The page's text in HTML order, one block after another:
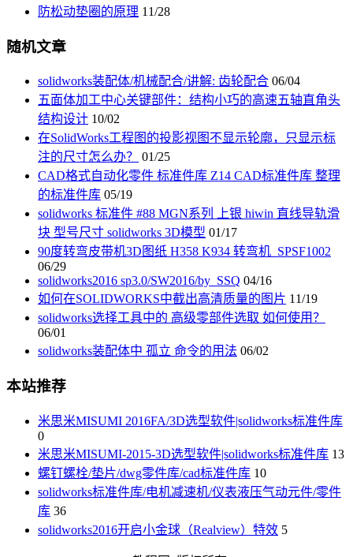
防松动垫圈的原理 11/28
随机文章
solidworks装配体/机械配合/讲解: 齿轮配合 06/04
五面体加工中心关键部件：结构小巧的高速五轴直角头
结构设计 10/02
在SolidWorks工程图的投影视图不显示轮廓，只显示标
注的尺寸怎么办？
01/25
CAD格式自动化零件 标准件库 Z14 CAD标准件库 整理
的标准件库 05/19
solidworks 标准件 #88 MGN系列 上银 hiwin 直线导轨滑
块 型号尺寸 solidworks 3D模型 01/17
90度转弯皮带机3D图纸 H358 K934 转弯机_SPSF1002
06/29
solidworks2016 sp3.0/SW2016/by_SSQ 04/16
如何在SOLIDWORKS中截出高清质量的图片 11/19
solidworks选择工具中的 高级零部件选取 如何使用？
06/01
solidworks装配体中 孤立 命令的用法 06/02
本站推荐
米思米MISUMI 2016FA/3D选型软件|solidworks标准件库
0
米思米MISUMI-2015-3D选型软件|solidworks标准件库 13
螺钉螺栓/垫片/dwg零件库/cad标准件库 10
solidworks标准件库/电机减速机/仪表液压气动元件/零件
库 36
solidworks2016开启小金球（Realview）特效 5